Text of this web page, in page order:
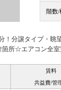
階数/
！分譲タイプ・眺
箇所☆エアコン全
賃料
共益費/管